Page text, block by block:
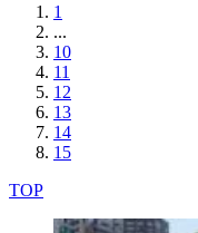
1
...
10
11
12
13
14
15
TOP